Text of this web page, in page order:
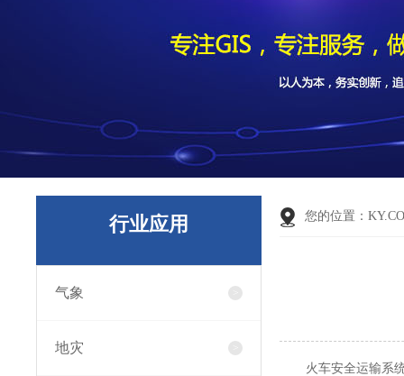
行业应用
气象
地灾
您的位置：
火车安全运输系统